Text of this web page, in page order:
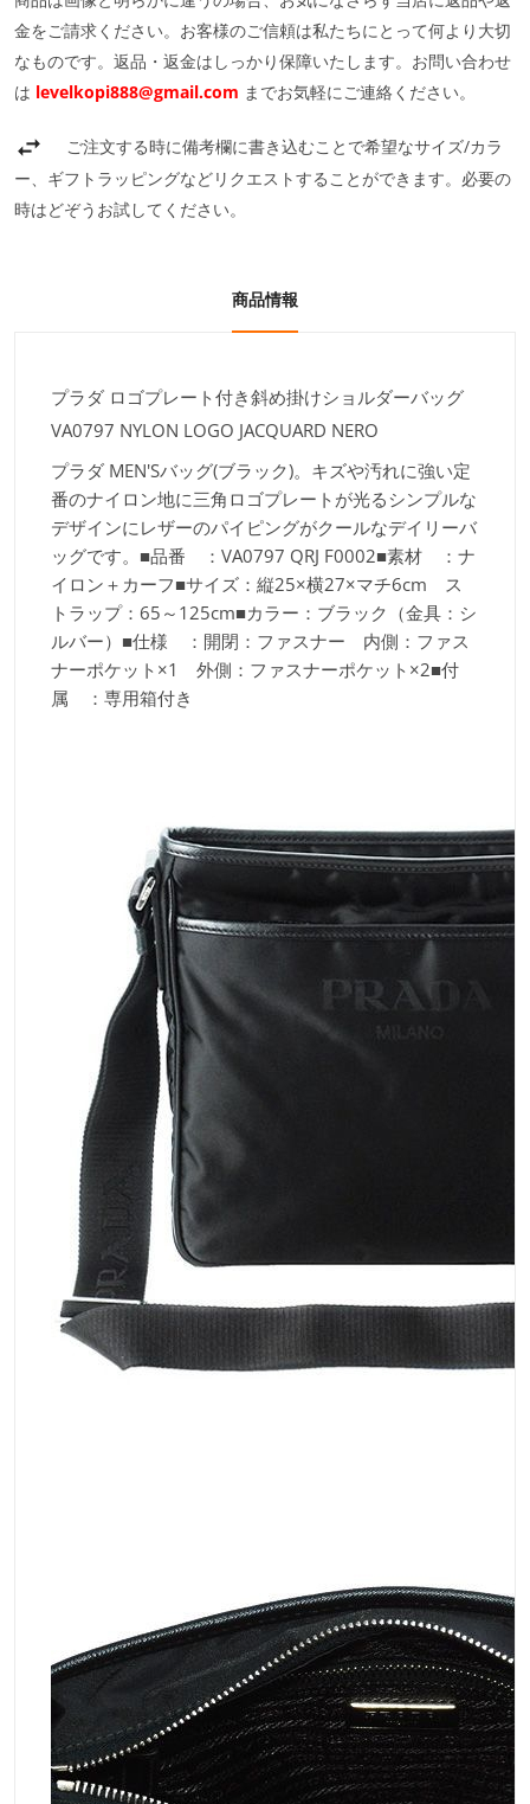
金をご請求ください。お客様のご信頼は私たちにとって何より大切
なものです。返品・返金はしっかり保障いたします。お問い合わせ
は levelkopi888@gmail.com までお気軽にご連絡ください。
ご注文する時に備考欄に書き込むことで希望なサイズ/カラ
ー、ギフトラッピングなどリクエストすることができます。必要の
時はどぞうお試してください。
商品情報
プラダ ロゴプレート付き斜め掛けショルダーバッグ
VA0797 NYLON LOGO JACQUARD NERO
プラダ MEN'Sバッグ(ブラック)。キズや汚れに強い定
番のナイロン地に三角ロゴプレートが光るシンプルな
デザインにレザーのパイピングがクールなデイリーバ
ッグです。■品番 ：VA0797 QRJ F0002■素材 ：ナ
イロン＋カーフ■サイズ：縦25×横27×マチ6cm ス
トラップ：65～125cm■カラー：ブラック（金具：シ
ルバー）■仕様 ：開閉：ファスナー 内側：ファス
ナーポケット×1 外側：ファスナーポケット×2■付
属 ：専用箱付き